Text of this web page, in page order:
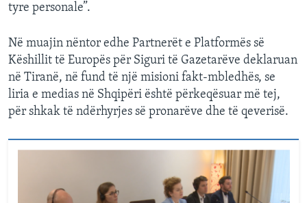
tyre personale”.
Në muajin nëntor edhe Partnerët e Platformës së
Këshillit të Europës për Siguri të Gazetarëve deklaruan
në Tiranë, në fund të një misioni fakt-mbledhës, se
liria e medias në Shqipëri është përkeqësuar më tej,
për shkak të ndërhyrjes së pronarëve dhe të qeverisë.